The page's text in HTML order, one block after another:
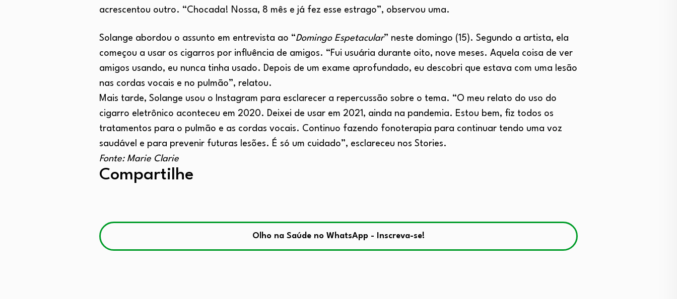
acrescentou outro. “Chocada! Nossa, 8 mês e já fez esse estrago”, observou uma.
Solange abordou o assunto em entrevista ao “Domingo Espetacular” neste domingo (15). Segundo a artista, ela
começou a usar os cigarros por influência de amigos. “Fui usuária durante oito, nove meses. Aquela coisa de ver
amigos usando, eu nunca tinha usado. Depois de um exame aprofundado, eu descobri que estava com uma lesão
nas cordas vocais e no pulmão”, relatou.
Mais tarde, Solange usou o Instagram para esclarecer a repercussão sobre o tema. “O meu relato do uso do
cigarro eletrônico aconteceu em 2020. Deixei de usar em 2021, ainda na pandemia. Estou bem, fiz todos os
tratamentos para o pulmão e as cordas vocais. Continuo fazendo fonoterapia para continuar tendo uma voz
saudável e para prevenir futuras lesões. É só um cuidado”, esclareceu nos Stories.
Fonte: Marie Clarie
Compartilhe
Olho na Saúde no WhatsApp - Inscreva-se!